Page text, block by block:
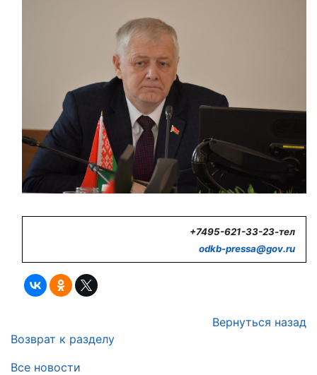
+7495-621-33-23-тел
odkb-pressa@gov.ru
Вернуться назад
Возврат к разделу
Все новости